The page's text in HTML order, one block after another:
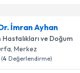
Çetinkayaiçin
bu uzmandan randevu
e-posta ile
İmran Ayhan
Hastalıkları ve Doğum
, Merkez
(4 Değerlendirme)